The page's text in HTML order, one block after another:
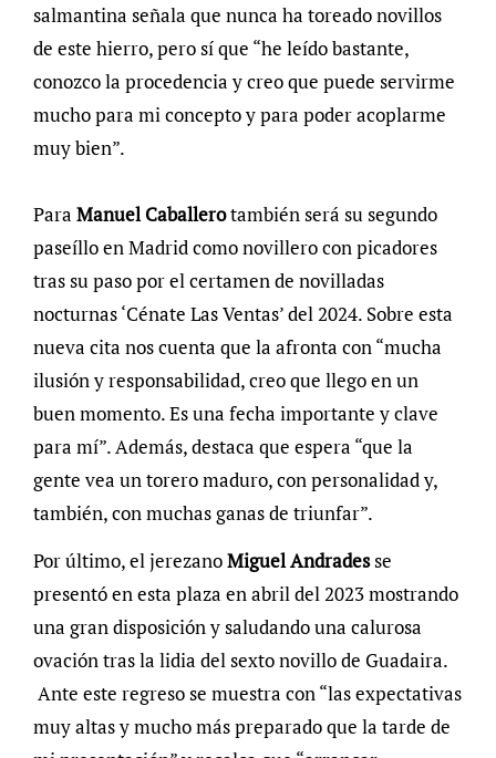
salmantina señala que nunca ha toreado novillos
de este hierro, pero sí que “he leído bastante,
conozco la procedencia y creo que puede servirme
mucho para mi concepto y para poder acoplarme
muy bien”.
Para Manuel Caballerotambién será su segundo
paseíllo en Madrid como novillero con picadores
tras su paso por el certamen de novilladas
nocturnas ‘Cénate Las Ventas’ del 2024. Sobre esta
nueva cita nos cuenta que la afronta con “mucha
ilusión y responsabilidad, creo que llego en un
buen momento. Es una fecha importante y clave
para mí”. Además, destaca que espera “que la
gente vea un torero maduro, con personalidad y,
también, con muchas ganas de triunfar”.
Por último, el jerezanoMiguel Andradesse
presentó en esta plaza en abril del 2023 mostrando
una gran disposición y saludando una calurosa
ovación tras la lidia del sexto novillo de Guadaira.
Ante este regreso se muestra con “las expectativas
muy altas y mucho más preparado que la tarde de